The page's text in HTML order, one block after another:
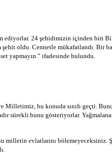
24 şehidimizin içinden biri
oldu. Cennetle mükafatlandı. Bir
yapmayın.” ifadesinde bulundu.
Milletimiz, bu konuda sınıfı geçti.
sürekli bunu gösteriyorlar.
milletin evlatlarını